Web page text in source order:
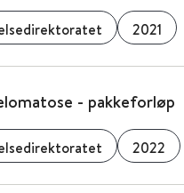
2021
- pakkeforløp
2022